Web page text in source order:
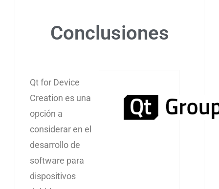
Conclusiones
Qt for Device
Creation es una
opción a
considerar en el
desarrollo de
software para
dispositivos